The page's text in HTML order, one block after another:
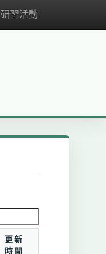
研習活動
更新
時間